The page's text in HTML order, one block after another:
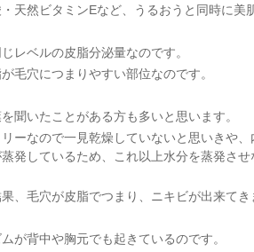
天然ビタミンEなど、うるおうと同時に美
レベルの皮脂分泌量なのです。
毛穴につまりやすい部位なのです。
聞いたことがある方も多いと思います。
ーなので一見乾燥していないと思いきや、
発しているため、これ以上水分を蒸発させ
、毛穴が皮脂でつまり、ニキビが出来てき
が背中や胸元でも起きているのです。